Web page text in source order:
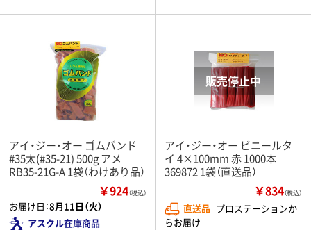
アイ・ジー・オー ゴムバンド
#35太(#35-21) 500g アメ
RB35-21G-A 1袋（わけあり品）
￥924（税込）
お届け日：8月11日（火）
アスクル在庫商品
アイ・ジー・オー ビニールタ
イ 4×100mm 赤 1000本
369872 1袋（直送品）
￥834（税込）
直送品 プロステーションか
らお届け